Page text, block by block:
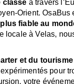
classe à travers
Orient. OsaBus
fiable au
locale à Velas,
et du tourisme
pour
votre